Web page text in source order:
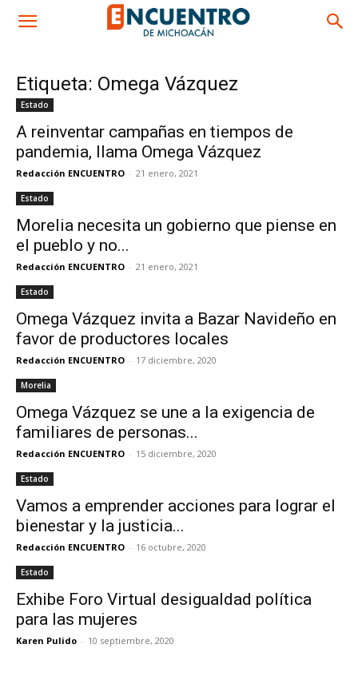
Etiqueta: Omega Vázquez
Estado
A reinventar campañas en tiempos de
pandemia, llama Omega Vázquez
Redacción ENCUENTRO - 21 enero, 2021
Estado
Morelia necesita un gobierno que piense en
el pueblo y no...
Redacción ENCUENTRO - 21 enero, 2021
Estado
Omega Vázquez invita a Bazar Navideño en
favor de productores locales
Redacción ENCUENTRO - 17 diciembre, 2020
Morelia
Omega Vázquez se une a la exigencia de
familiares de personas...
Redacción ENCUENTRO - 15 diciembre, 2020
Estado
Vamos a emprender acciones para lograr el
bienestar y la justicia...
Redacción ENCUENTRO - 16 octubre, 2020
Estado
Exhibe Foro Virtual desigualdad política
para las mujeres
Karen Pulido - 10 septiembre, 2020